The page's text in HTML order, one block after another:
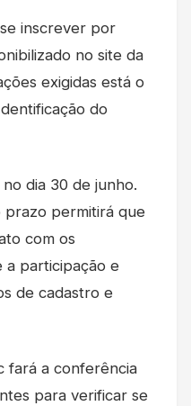
inscrever por
no site da
exigidas está o
do
dia 30 de junho.
prazo permitirá que
com os
a participação e
de cadastro e
fará a conferência
para verificar se